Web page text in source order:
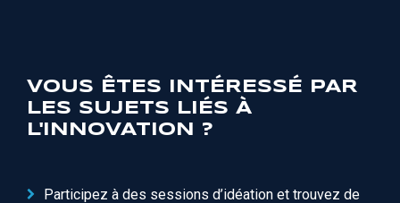
VOUS ÊTES INTÉRESSÉ PAR
LES SUJETS LIÉS À
L'INNOVATION ?
Participez à des sessions d’idéation et trouvez de